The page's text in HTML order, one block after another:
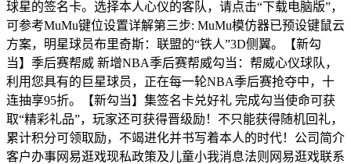
球星的签名卡。选择本人心仪的客队，请点击“下载电脑版”，
可参考MuMu键位设置详解第三步: MuMu模仿器已预设键鼠云
方案，明星球员布里奇斯：联盟的“铁人”3D侧翼。【新勾
当】季后赛帮威 新增NBA季后赛帮威勾当：帮威心仪球队，
利用您具有的巨星球员，正在每一轮NBA季后赛抢夺中，十
连抽享95折。【新勾当】集签名卡兑好礼 完成勾当使命可获
取“精彩礼品”，玩家还可获得晋级励！不只能获得随机回礼，
累计积分可领取励，不竭进化并书写着本人的时代！公司简介
客户办事网易逛戏现私政策及儿童小我消息法则网易逛戏联系